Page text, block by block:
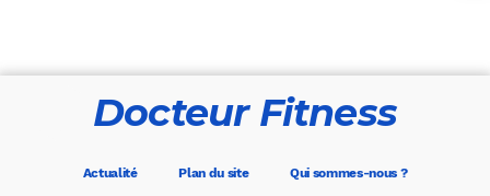
Docteur Fitness
Actualité Plan du site Qui sommes-nous ?